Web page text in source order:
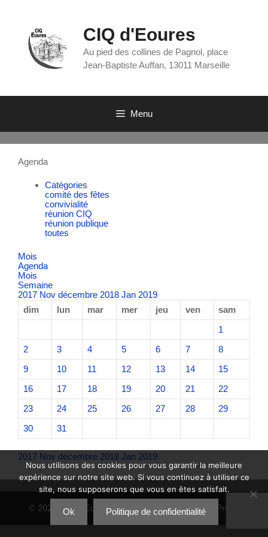
CIQ d'Eoures
Au pied des collines de Pagnol, place
Jean-Baptiste Auffan, 13011 Marseille
Menu
Agenda
Catégories
comité des fêtes
convivialité
réunion CIQ
réunion publique
toutes
Mois
Agenda
Mois
Semaine
2017 Nov décembre 2018 Jan 2019
dim
lun mar mer jeu ven
sam
1
2
3 4 5 6 7
8
9
10 11 12 13 14
15
16
17 18 19 20 21
22
23
24 25 26 27 28
29
30
31
2017 Nov décembre 2018 Jan 2019
© 2026 CIQ d'Eoures• Construit avecGeneratePress
Nous utilisons des cookies pour vous garantir la meilleure
expérience sur notre site web. Si vous continuez à utiliser ce
site, nous supposerons que vous en êtes satisfait.
Ok Politique de confidentialité